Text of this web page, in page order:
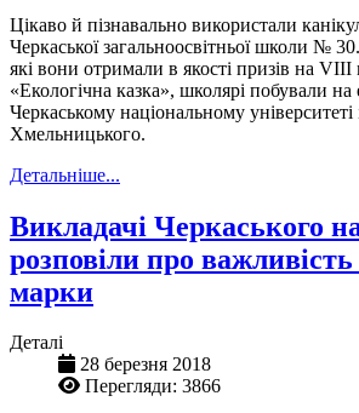
Цікаво й пізнавально використали
Черкаської загальноосвітньої школи №
які вони отримали в якості призів на VІІІ
«Екологічна казка», школярі побували на
Черкаському національному університеті
Хмельницького.
Детальніше...
Викладачі Черкаського
розповіли про важливість
марки
Деталі
28 березня 2018
Перегляди: 3866